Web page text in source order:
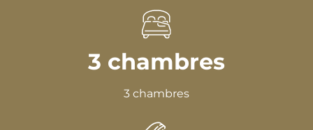
3 chambres
3 chambres